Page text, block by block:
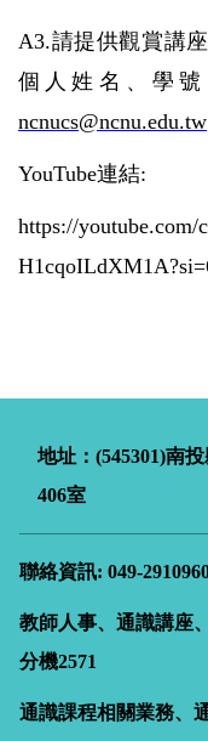
A3.請提供觀賞講
個人姓名、學
ncnucs@ncnu.edu.tw
YouTube連結:
https://
地址：(545301)南
406室
聯絡資訊: 049-
教師人事、通識講座
分機2571
通識課程相關業務、